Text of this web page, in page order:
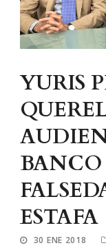
YURIS
BANCO
ESTAFA
30 ENE 2018